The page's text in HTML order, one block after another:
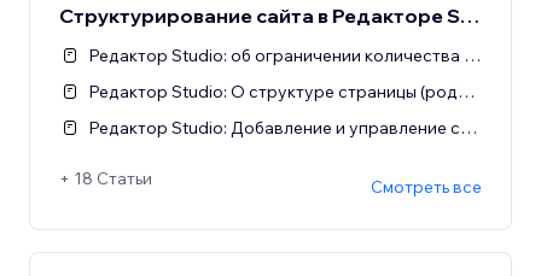
Структурирование сайта в Редакторе Studio
Редактор Studio: об ограничении количества страниц на сайтах Studio
Редактор Studio: О структуре страницы (родительские, дочерние элементы и сиблинги)
Редактор Studio: Добавление и управление секциями
+ 18 Статьи Смотреть все